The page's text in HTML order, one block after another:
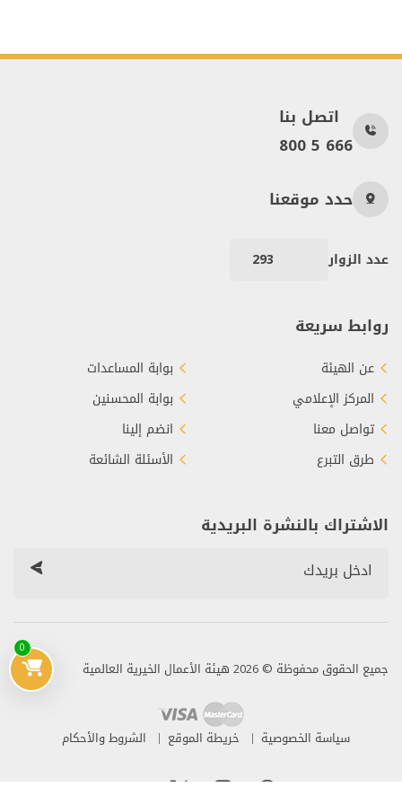
0
اتصل بنا
800 5 666
حدد موقعنا
عدد الزوار 293
روابط سريعة
عن الهيئة
المركز الإعلامي
تواصل معنا
طرق التبرع
بوابة المساعدات
بوابة المحسنين
انضم إلينا
الأسئلة الشائعة
الاشتراك بالنشرة البريدية
جميع الحقوق محفوظة © 2026 هيئة الأعمال الخيرية العالمية
سياسة الخصوصية خريطة الموقع الشروط والأحكام